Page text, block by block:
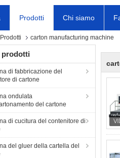
Prodotti Chi siamo
Prodotti carton manufacturing machine
prodotti
di fabbricazione del
di cartone
ondulata
del cartone
di cucitura del contenitore di
del gluer della cartella del